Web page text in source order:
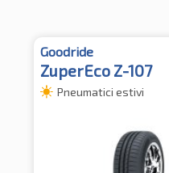
Goodride
ZuperEco Z-107
Pneumatici estivi